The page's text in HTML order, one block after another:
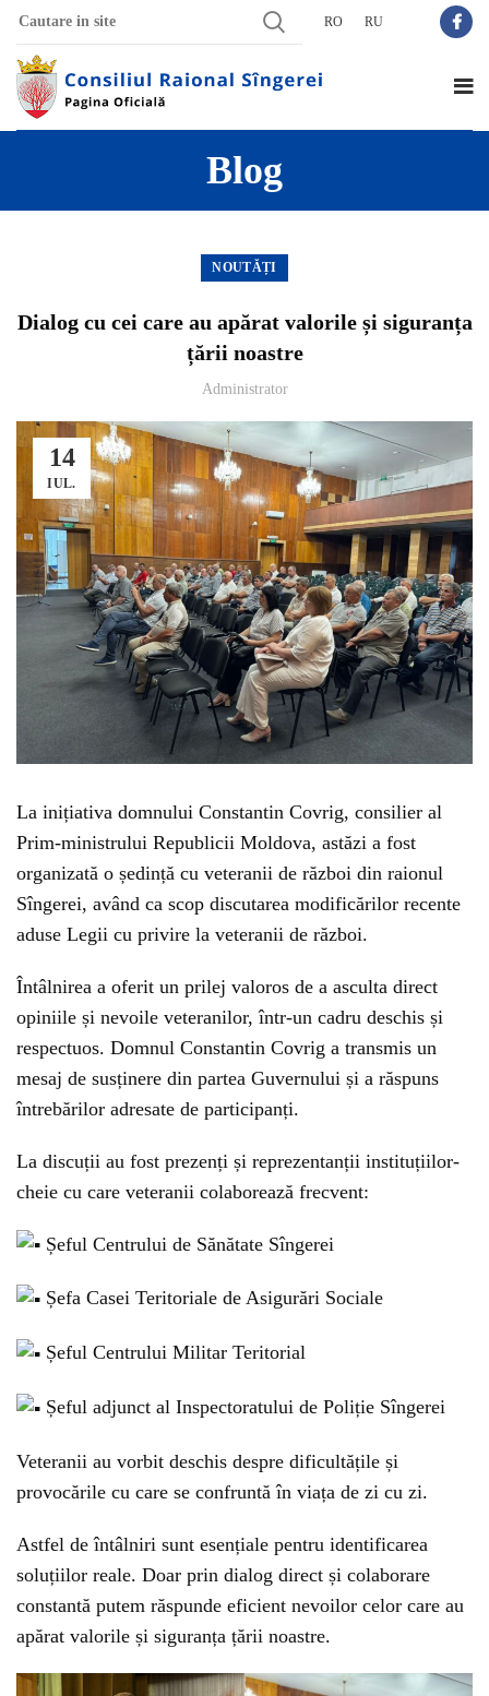
RO RU
Blog
NOUTĂȚI
Dialog cu cei care au apărat valorile și siguranța
țării noastre
Administrator
14
IUL.
La inițiativa domnului Constantin Covrig, consilier al
Prim-ministrului Republicii Moldova, astăzi a fost
organizată o ședință cu veteranii de război din raionul
Sîngerei, având ca scop discutarea modificărilor recente
aduse Legii cu privire la veteranii de război.
Întâlnirea a oferit un prilej valoros de a asculta direct
opiniile și nevoile veteranilor, într-un cadru deschis și
respectuos. Domnul Constantin Covrig a transmis un
mesaj de susținere din partea Guvernului și a răspuns
întrebărilor adresate de participanți.
La discuții au fost prezenți și reprezentanții instituțiilor-
cheie cu care veteranii colaborează frecvent:
Șeful Centrului de Sănătate Sîngerei
Șefa Casei Teritoriale de Asigurări Sociale
Șeful Centrului Militar Teritorial
Șeful adjunct al Inspectoratului de Poliție Sîngerei
Veteranii au vorbit deschis despre dificultățile și
provocările cu care se confruntă în viața de zi cu zi.
Astfel de întâlniri sunt esențiale pentru identificarea
soluțiilor reale. Doar prin dialog direct și colaborare
constantă putem răspunde eficient nevoilor celor care au
apărat valorile și siguranța țării noastre.